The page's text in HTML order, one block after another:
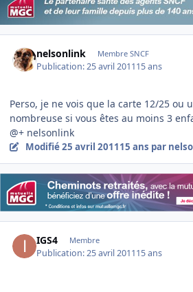
nelsonlink Membre SNCF
Publication:25 avril 201115 ans
Perso, je ne vois que la carte 12/25 ou
nombreuse si vous êtes au moins 3
@+ nelsonlink
Modifié25 avril 201115 ans par
IGS4 Membre
Publication:25 avril 201115 ans